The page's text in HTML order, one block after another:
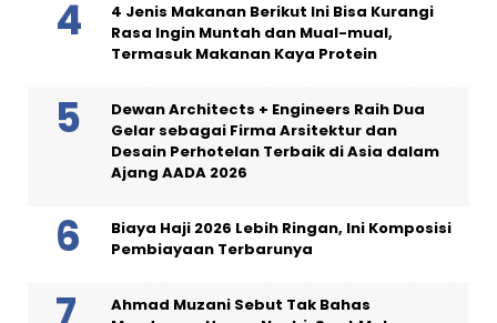
4 Jenis Makanan Berikut Ini Bisa Kurangi
Rasa Ingin Muntah dan Mual-mual,
Termasuk Makanan Kaya Protein
Dewan Architects + Engineers Raih Dua
Gelar sebagai Firma Arsitektur dan
Desain Perhotelan Terbaik di Asia dalam
Ajang AADA 2026
Biaya Haji 2026 Lebih Ringan, Ini Komposisi
Pembiayaan Terbarunya
Ahmad Muzani Sebut Tak Bahas